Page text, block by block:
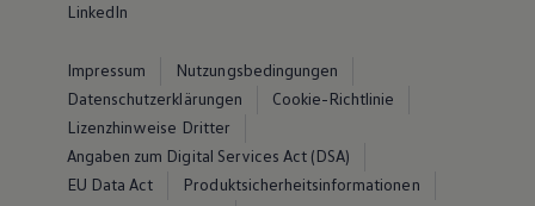
LinkedIn
Impressum
Nutzungsbedingungen
Datenschutzerklärungen
Cookie-Richtlinie
Lizenzhinweise Dritter
Angaben zum Digital Services Act (DSA)
EU Data Act
Produktsicherheitsinformationen